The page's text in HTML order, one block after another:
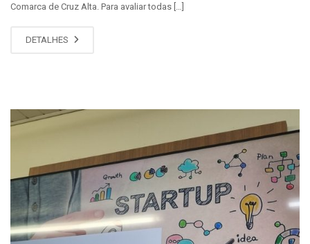
Comarca de Cruz Alta. Para avaliar todas […]
DETALHES